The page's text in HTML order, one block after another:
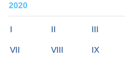
2020
I II III
VII VIII IX